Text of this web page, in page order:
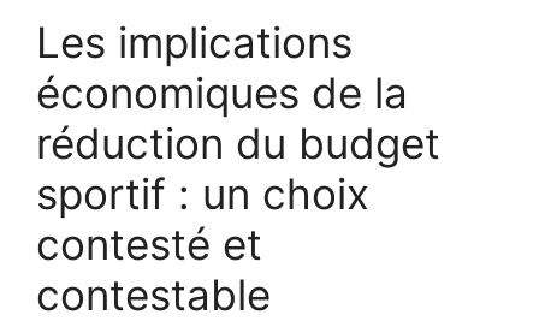
Les implications
économiques de la
réduction du budget
sportif : un choix
contesté et
contestable